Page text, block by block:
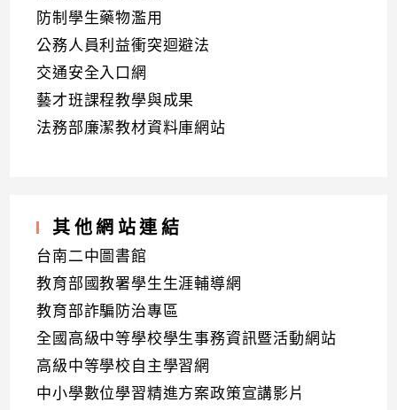
防制學生藥物濫用
公務人員利益衝突迴避法
交通安全入口網
藝才班課程教學與成果
法務部廉潔教材資料庫網站
其他網站連結
台南二中圖書館
教育部國教署學生生涯輔導網
教育部詐騙防治專區
全國高級中等學校學生事務資訊暨活動網站
高級中等學校自主學習網
中小學數位學習精進方案政策宣講影片